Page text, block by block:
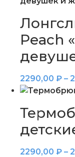
Peach
2290,00 ₽ –
2290,00 ₽ –